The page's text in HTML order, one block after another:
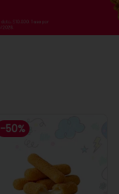
-50%